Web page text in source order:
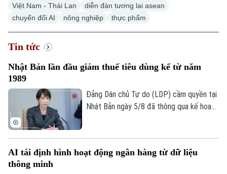
Việt Nam - Thái Lan
diễn đàn tương lai asean
chuyển đổi AI
nông nghiệp thực phẩm
Tin tức
Nhật Bản lần đầu giảm thuế tiêu dùng kể từ năm
1989
Đảng Dân chủ Tự do (LDP) cầm quyền tại
Nhật Bản ngày 5/8 đã thông qua kế hoạch
sẽ là lần đầu tiên Nhật Bản cắt giảm thuế
AI tái định hình hoạt động ngân hàng từ dữ liệu
thông minh